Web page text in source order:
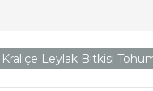
Kraliçe Leylak Bitkisi